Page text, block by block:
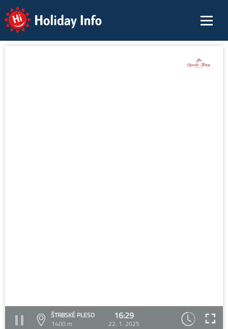
Holiday Info
ŠTRBSKÉ PLESO
1400 m
16:29
22. 1. 2025